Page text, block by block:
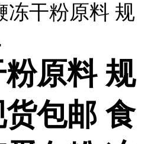
冻干粉原料 规
原料 规
包邮 食